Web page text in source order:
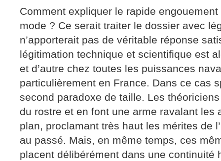
Comment expliquer le rapide engouement
mode ? Ce serait traiter le dossier avec
n’apporterait pas de véritable réponse
légitimation technique et scientifique est
et d’autre chez toutes les puissances
particulièrement en France. Dans ce cas
second paradoxe de taille. Les
du rostre et en font une arme ravalant les
plan, proclamant très haut les mérites de
au passé. Mais, en même temps, ces
placent délibérément dans une continuité